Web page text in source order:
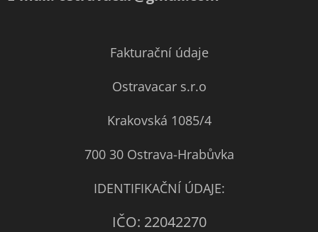
Fakturační údaje
Ostravacar s.r.o
Krakovská 1085/4
700 30 Ostrava-Hrabůvka
IDENTIFIKAČNÍ ÚDAJE:
IČO: 22042270